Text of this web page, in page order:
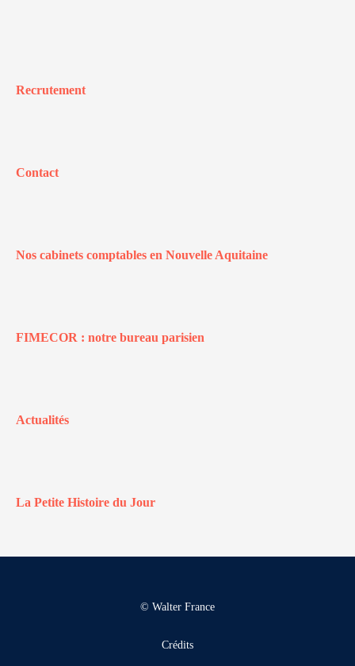
Recrutement
Contact
Nos cabinets comptables en Nouvelle Aquitaine
FIMECOR : notre bureau parisien
Actualités
La Petite Histoire du Jour
© Walter France
Crédits